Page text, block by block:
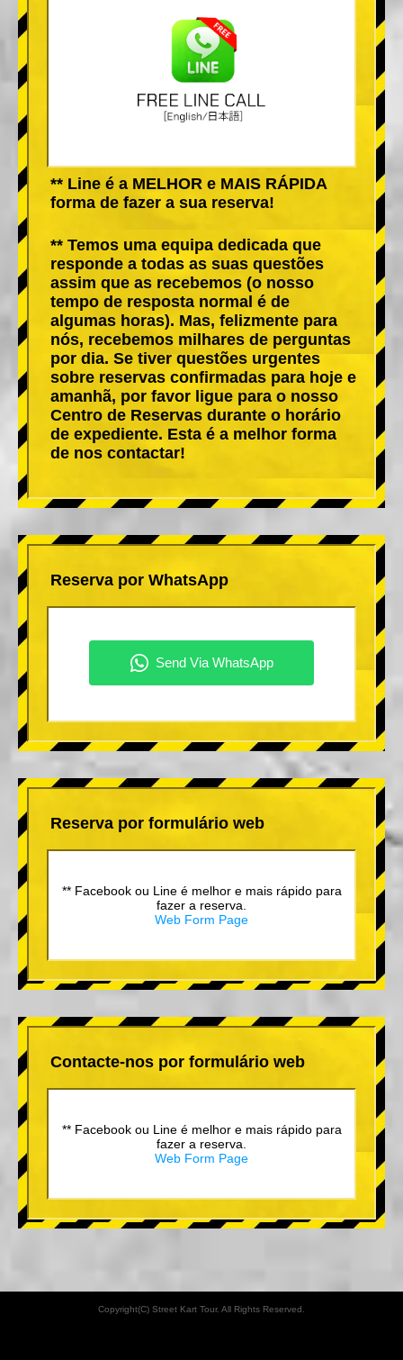
** Line é a MELHOR e MAIS RÁPIDA
forma de fazer a sua reserva!
** Temos uma equipa dedicada que
responde a todas as suas questões
assim que as recebemos (o nosso
tempo de resposta normal é de
algumas horas). Mas, felizmente para
nós, recebemos milhares de perguntas
por dia. Se tiver questões urgentes
sobre reservas confirmadas para hoje e
amanhã, por favor ligue para o nosso
Centro de Reservas durante o horário
de expediente. Esta é a melhor forma
de nos contactar!
Reserva por WhatsApp
Reserva por formulário web
** Facebook ou Line é melhor e mais rápido para
fazer a reserva.
Web Form Page
Contacte-nos por formulário web
** Facebook ou Line é melhor e mais rápido para
fazer a reserva.
Web Form Page
Copyright(C) Street Kart Tour. All Rights Reserved.